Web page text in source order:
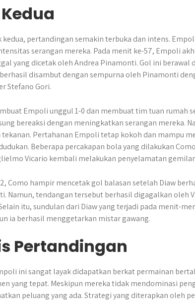
kedua, pertandingan semakin terbuka dan intens.
serangan mereka. Pada menit ke-57, Empoli
yang dicetak oleh Andrea Pinamonti. Gol ini berawal
disambut dengan sempurna oleh Pinamonti
Stefano Gori.
Empoli unggul 1-0 dan membuat tim tuan rumah
bereaksi dengan meningkatkan serangan mereka.
Pertahanan Empoli tetap kokoh dan mampu
Beberapa percakapan bola yang dilakukan
Vicario kembali melakukan penyelamatan
Como hampir mencetak gol balasan setelah Diaw
Namun, tendangan tersebut berhasil digagalkan oleh
itu, sundulan dari Diaw yang terjadi pada menit-
ia berhasil menggetarkan mistar gawang.
Pertandingan
ini sangat layak didapatkan berkat permainan
yang tepat. Meskipun mereka tidak mendominasi
peluang yang ada. Strategi yang diterapkan oleh